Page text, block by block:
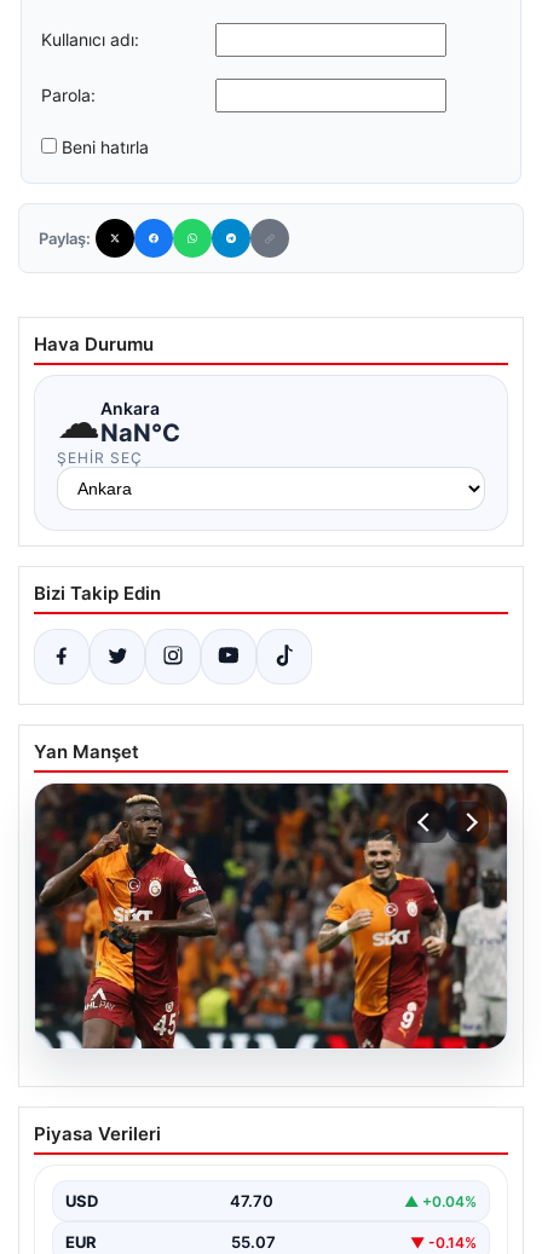
Kullanıcı adı:
Parola:
Beni hatırla
Paylaş:
Hava Durumu
☁Ankara
NaN°C
ŞEHIR SEÇ
Bizi Takip Edin
Yan Manşet
06.08.2026
Osimhen’den Icardi tepkisi! Yönetimin o
teklifini reddetti
Piyasa Verileri
USD 47.70 ▲ +0.04%
EUR 55.07 ▼ -0.14%